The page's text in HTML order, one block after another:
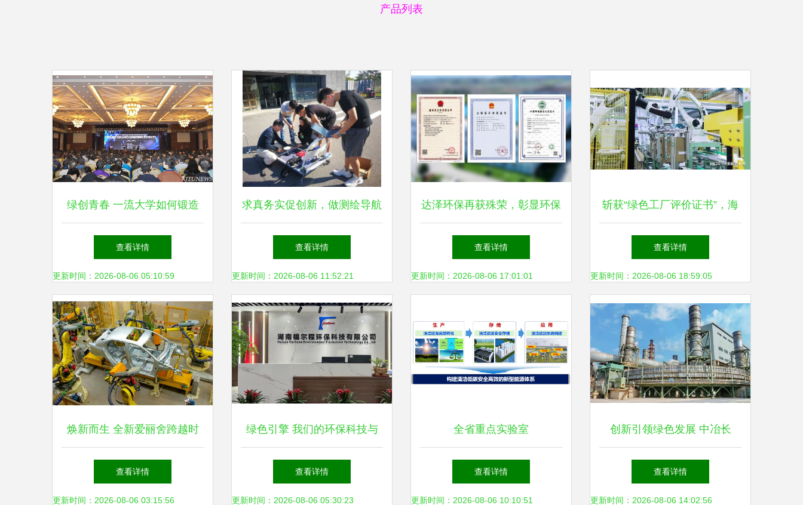
产品列表
绿创青春 一流大学如何锻造
环保科技的明日栋梁
查看详情
更新时间：2026-08-06 05:10:59
求真务实促创新，做测绘导航
与环保科技的开拓者
查看详情
更新时间：2026-08-06 11:52:21
达泽环保再获殊荣，彰显环保
科技领域创新实力
查看详情
更新时间：2026-08-06 17:01:01
斩获“绿色工厂评价证书”，海
信中央空调高质助推绿色可持
续发展
查看详情
更新时间：2026-08-06 18:59:05
焕新而生 全新爱丽舍跨越时
空致敬经典又坚守环保科技磐
石
查看详情
更新时间：2026-08-06 03:15:56
绿色引擎 我们的环保科技与
技术开发之路
查看详情
更新时间：2026-08-06 05:30:23
全省重点实验室
查看详情
更新时间：2026-08-06 10:10:51
创新引领绿色发展 中冶长
天“高效节能环保烧结技术及
装备的研发与应用”荣获国家
查看详情
更新时间：2026-08-06 14:02:56